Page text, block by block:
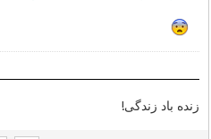
زنده باد زندگی!